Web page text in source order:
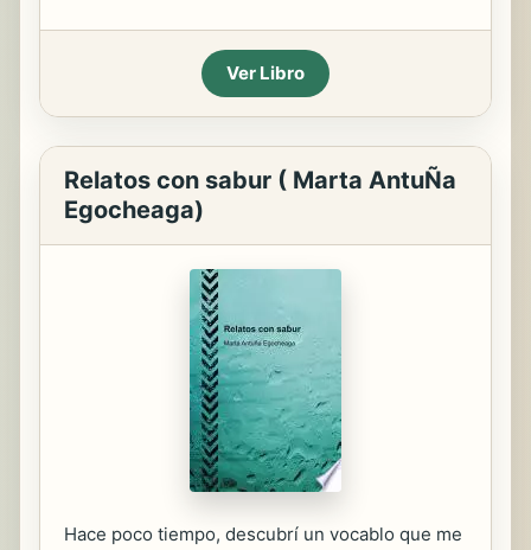
Ver Libro
Relatos con sabur ( Marta AntuÑa
Egocheaga)
Hace poco tiempo, descubrí un vocablo que me